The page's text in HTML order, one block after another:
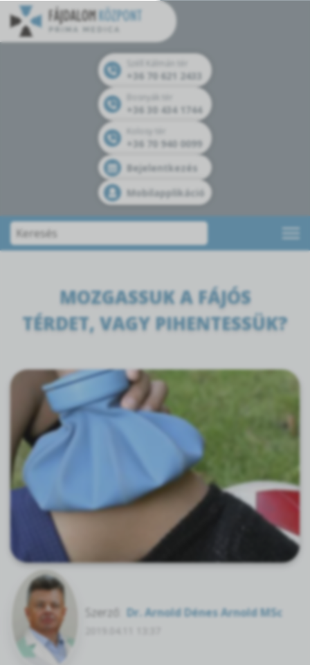
+36 70 621 2433
+36 30 434 1744
+36 70 940 0099
Bejelentkezés
Mobilapplikáció
MOZGASSUK A FÁJÓS
TÉRDET, VAGY PIHENTESSÜK?
Szerző: Dr. Arnold Dénes Arnold MSc